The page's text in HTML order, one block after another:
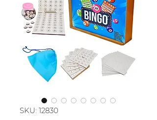
SKU: 12830